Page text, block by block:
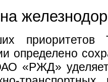
приоритетов
определено
«РЖД»